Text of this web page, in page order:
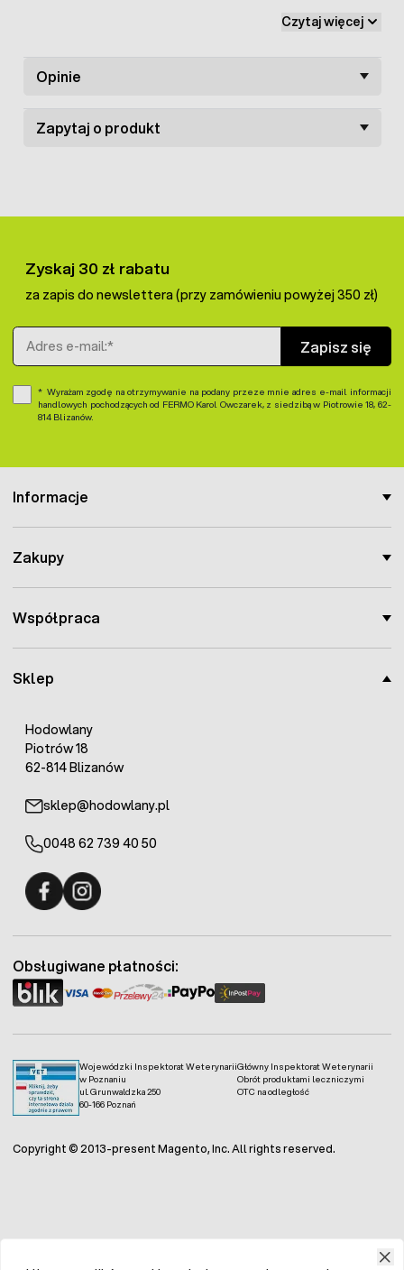
Czytaj więcej
Opinie
Zapytaj o produkt
Sklep
Hodowlany
Piotrów 18
62-814 Blizanów
sklep@hodowlany.pl
0048 62 739 40 50
Informacje
Zakupy
Współpraca
Zyskaj 30 zł rabatu
za zapis do newslettera (przy zamówieniu powyżej 350 zł)
Adres e-mail
Zapisz się
Wyrażam zgodę na otrzymywanie na podany przeze mnie adres e-mail informacji
handlowych pochodzących od FERMO Karol Owczarek, z siedzibą w Piotrowie 18, 62-
814 Blizanów.
Wojewódzki Inspektorat Weterynarii
w Poznaniu
ul. Grunwaldzka 250
60-166 Poznań
Główny Inspektorat Weterynarii
Obrót produktami leczniczymi
OTC na odległość
Obsługiwane płatności:
Copyright © 2013-present Magento, Inc. All rights reserved.